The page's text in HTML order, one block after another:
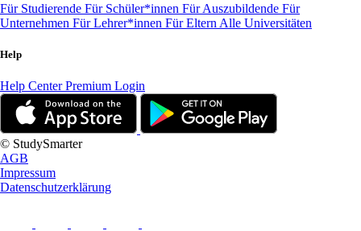
Für Studierende Für Schüler*innen Für Auszubildende Für
Unternehmen Für Lehrer*innen Für Eltern Alle Universitäten
Help
Help CenterPremium Login
© StudySmarter
AGB
Impressum
Datenschutzerklärung